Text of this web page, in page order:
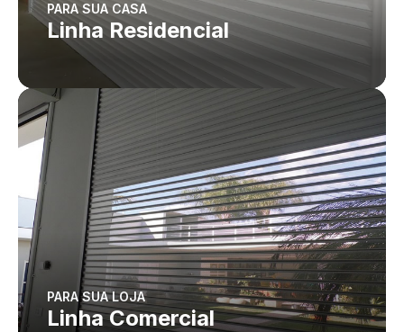
PARA SUA CASA
Linha Residencial
PARA SUA LOJA
Linha Comercial